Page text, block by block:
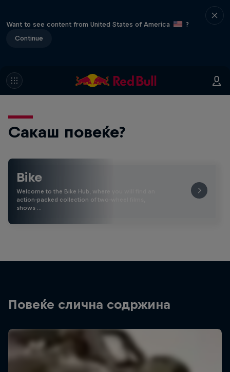
Want to see content from United States of America
?
Continue
Сакаш повеќе?
Bike
Welcome to the Bike Hub, where you will find an
action-packed collection of two-wheel films,
shows …
Повеќе слична содржина